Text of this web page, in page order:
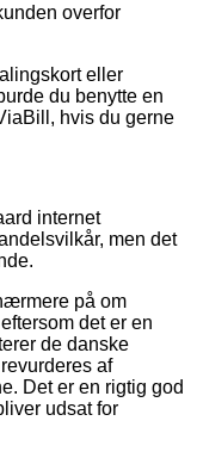
overfor
eller
du benytte en
hvis du gerne
internet
men det
på om
det er en
de danske
af
Det er en rigtig god
udsat for